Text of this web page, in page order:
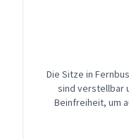
Die Sitze in
sind verstellbar
Beinfreiheit, um